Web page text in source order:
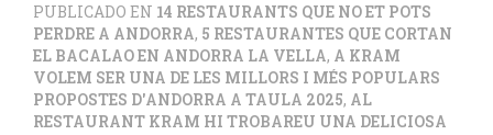
PUBLICADO EN 14 RESTAURANTS QUE NO ET POTS
PERDRE A ANDORRA, 5 RESTAURANTES QUE CORTAN
EL BACALAO EN ANDORRA LA VELLA, A KRAM
VOLEM SER UNA DE LES MILLORS I MÉS POPULARS
PROPOSTES D'ANDORRA A TAULA 2025, AL
RESTAURANT KRAM HI TROBAREU UNA DELICIOSA